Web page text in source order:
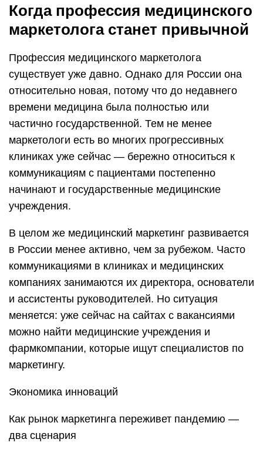
Когда профессия медицинского
маркетолога станет привычной
Профессия медицинского маркетолога
существует уже давно. Однако для России она
относительно новая, потому что до недавнего
времени медицина была полностью или
частично государственной. Тем не менее
маркетологи есть во многих прогрессивных
клиниках уже сейчас — бережно относиться к
коммуникациям с пациентами постепенно
начинают и государственные медицинские
учреждения.
В целом же медицинский маркетинг развивается
в России менее активно, чем за рубежом. Часто
коммуникациями в клиниках и медицинских
компаниях занимаются их директора, основатели
и ассистенты руководителей. Но ситуация
меняется: уже сейчас на сайтах с вакансиями
можно найти медицинские учреждения и
фармкомпании, которые ищут специалистов по
маркетингу.
Экономика инноваций
Как рынок маркетинга переживет пандемию —
два сценария